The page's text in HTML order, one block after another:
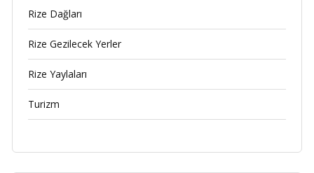
Rize Dağları
Rize Gezilecek Yerler
Rize Yaylaları
Turizm